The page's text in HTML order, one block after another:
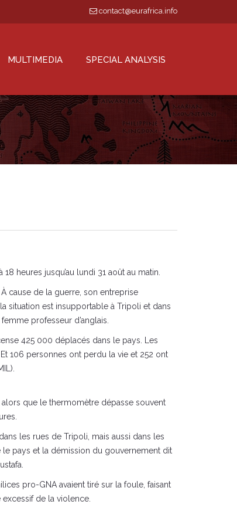
contact@eurafrica.info
MULTIMEDIA SPECIAL ANALYSIS
heures jusqu’au lundi 31 août au matin.
cause de la guerre, son entreprise
situation est insupportable à Tripoli et dans
professeur d’anglais.
425 000 déplacés dans le pays. Les
106 personnes ont perdu la vie et 252 ont
que le thermomètre dépasse souvent
les rues de Tripoli, mais aussi dans les
pays et la démission du gouvernement dit
pro-GNA avaient tiré sur la foule, faisant
excessif de la violence.